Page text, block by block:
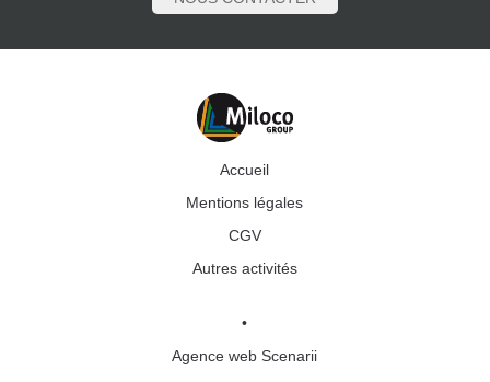
Accueil
Mentions légales
CGV
Autres activités
•
Agence web Scenarii